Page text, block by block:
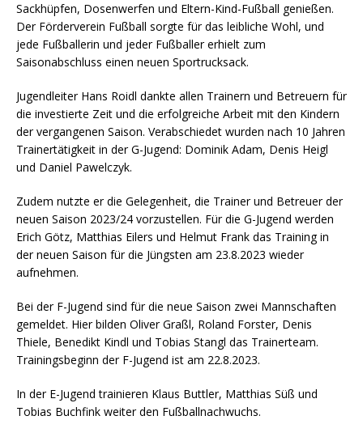
Sackhüpfen, Dosenwerfen und Eltern-Kind-Fußball genießen.
Der Förderverein Fußball sorgte für das leibliche Wohl, und
jede Fußballerin und jeder Fußballer erhielt zum
Saisonabschluss einen neuen Sportrucksack.
Jugendleiter Hans Roidl dankte allen Trainern und Betreuern für
die investierte Zeit und die erfolgreiche Arbeit mit den Kindern
der vergangenen Saison. Verabschiedet wurden nach 10 Jahren
Trainertätigkeit in der G-Jugend: Dominik Adam, Denis Heigl
und Daniel Pawelczyk.
Zudem nutzte er die Gelegenheit, die Trainer und Betreuer der
neuen Saison 2023/24 vorzustellen. Für die G-Jugend werden
Erich Götz, Matthias Eilers und Helmut Frank das Training in
der neuen Saison für die Jüngsten am 23.8.2023 wieder
aufnehmen.
Bei der F-Jugend sind für die neue Saison zwei Mannschaften
gemeldet. Hier bilden Oliver Graßl, Roland Forster, Denis
Thiele, Benedikt Kindl und Tobias Stangl das Trainerteam.
Trainingsbeginn der F-Jugend ist am 22.8.2023.
In der E-Jugend trainieren Klaus Buttler, Matthias Süß und
Tobias Buchfink weiter den Fußballnachwuchs.